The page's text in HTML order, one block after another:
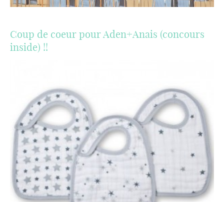
Coup de coeur pour Aden+Anais (concours
inside) !!